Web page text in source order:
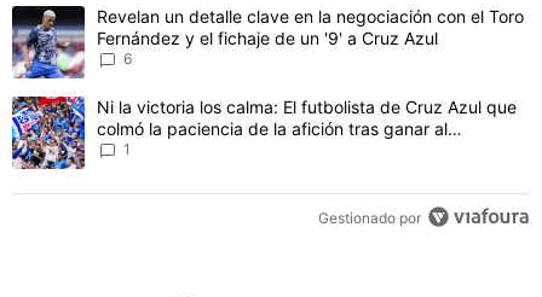
Este listado muestra los artículos con más comentarios en los
Un artículo de tendencia con el título "Revelan un detalle clave
Revelan un detalle clave en la negociación con el Toro
Fernández y el fichaje de un '9' a Cruz Azul
6
Un artículo de tendencia con el título "Ni la victoria los calma: El
Ni la victoria los calma: El futbolista de Cruz Azul que
colmó la paciencia de la afición tras ganar al
Philadelphia
1
Gestionado por